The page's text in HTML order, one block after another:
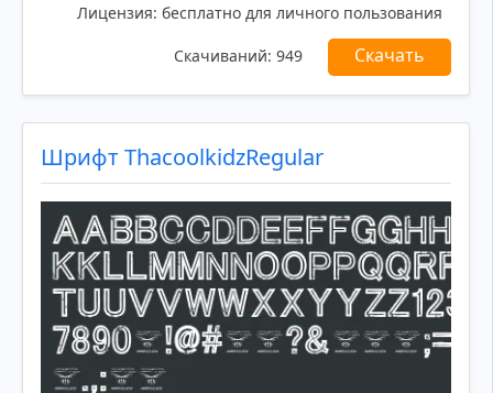
Лицензия: бесплатно для личного пользования
Скачиваний: 949 Скачать
Шрифт ThacoolkidzRegular